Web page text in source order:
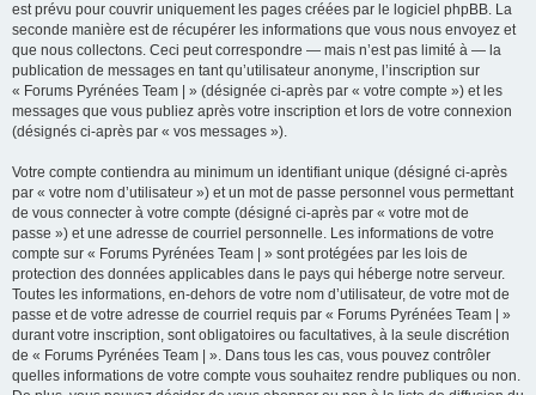
est prévu pour couvrir uniquement les pages créées par le logiciel phpBB. La
seconde manière est de récupérer les informations que vous nous envoyez et
que nous collectons. Ceci peut correspondre — mais n’est pas limité à — la
publication de messages en tant qu’utilisateur anonyme, l’inscription sur
« Forums Pyrénées Team | » (désignée ci-après par « votre compte ») et les
messages que vous publiez après votre inscription et lors de votre connexion
(désignés ci-après par « vos messages »).
Votre compte contiendra au minimum un identifiant unique (désigné ci-après
par « votre nom d’utilisateur ») et un mot de passe personnel vous permettant
de vous connecter à votre compte (désigné ci-après par « votre mot de
passe ») et une adresse de courriel personnelle. Les informations de votre
compte sur « Forums Pyrénées Team | » sont protégées par les lois de
protection des données applicables dans le pays qui héberge notre serveur.
Toutes les informations, en-dehors de votre nom d’utilisateur, de votre mot de
passe et de votre adresse de courriel requis par « Forums Pyrénées Team | »
durant votre inscription, sont obligatoires ou facultatives, à la seule discrétion
de « Forums Pyrénées Team | ». Dans tous les cas, vous pouvez contrôler
quelles informations de votre compte vous souhaitez rendre publiques ou non.